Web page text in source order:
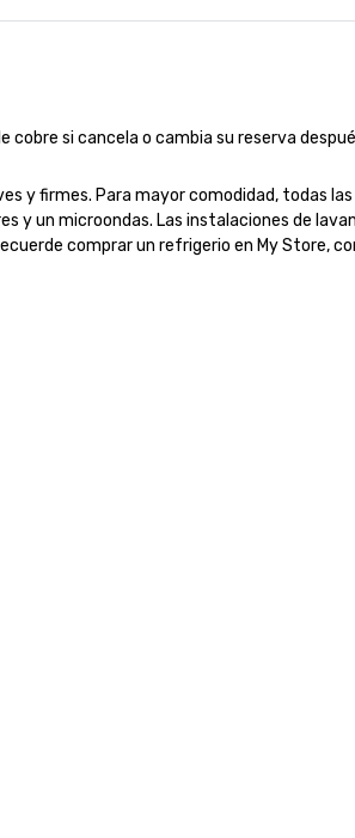
and combine 1 & 2 for up
si cancela o cambia su reserva
y firmes. Para mayor comodidad, todas
y un microondas. Las instalaciones de
comprar un refrigerio en My Store,